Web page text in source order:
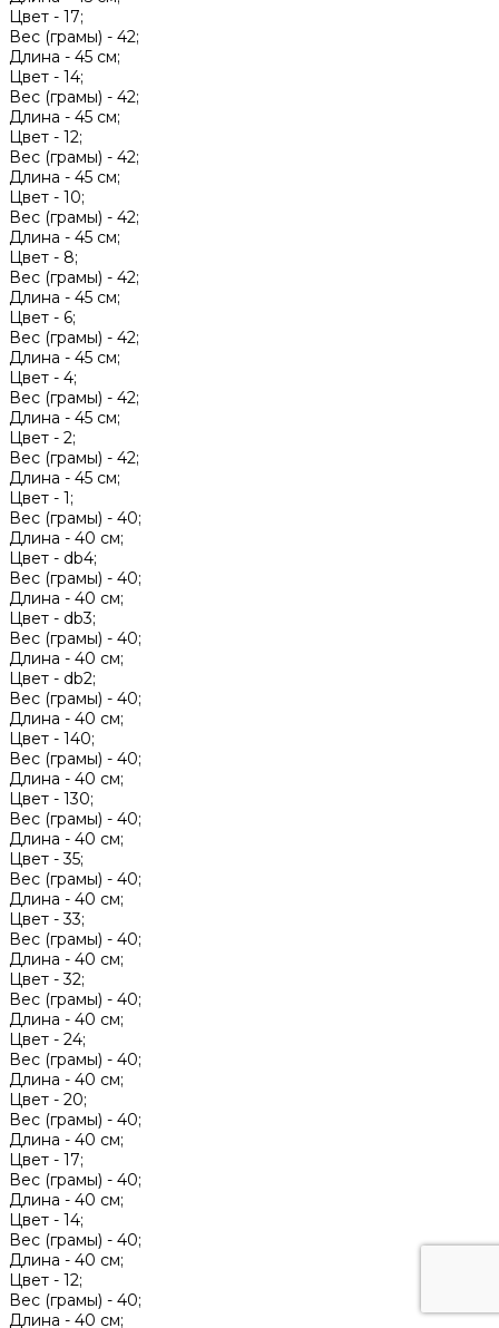
Цвет - 17;
Вес (грамы) - 42;
Длина - 45 см;
Цвет - 14;
Вес (грамы) - 42;
Длина - 45 см;
Цвет - 12;
Вес (грамы) - 42;
Длина - 45 см;
Цвет - 10;
Вес (грамы) - 42;
Длина - 45 см;
Цвет - 8;
Вес (грамы) - 42;
Длина - 45 см;
Цвет - 6;
Вес (грамы) - 42;
Длина - 45 см;
Цвет - 4;
Вес (грамы) - 42;
Длина - 45 см;
Цвет - 2;
Вес (грамы) - 42;
Длина - 45 см;
Цвет - 1;
Вес (грамы) - 40;
Длина - 40 см;
Цвет - db4;
Вес (грамы) - 40;
Длина - 40 см;
Цвет - db3;
Вес (грамы) - 40;
Длина - 40 см;
Цвет - db2;
Вес (грамы) - 40;
Длина - 40 см;
Цвет - 140;
Вес (грамы) - 40;
Длина - 40 см;
Цвет - 130;
Вес (грамы) - 40;
Длина - 40 см;
Цвет -35;
Вес (грамы) - 40;
Длина - 40 см;
Цвет -33;
Вес (грамы) - 40;
Длина - 40 см;
Цвет -32;
Вес (грамы) - 40;
Длина - 40 см;
Цвет - 24;
Вес (грамы) - 40;
Длина - 40 см;
Цвет - 20;
Вес (грамы) - 40;
Длина - 40 см;
Цвет - 17;
Вес (грамы) - 40;
Длина - 40 см;
Цвет - 14;
Вес (грамы) - 40;
Длина - 40 см;
Цвет - 12;
Вес (грамы) - 40;
Длина - 40 см;